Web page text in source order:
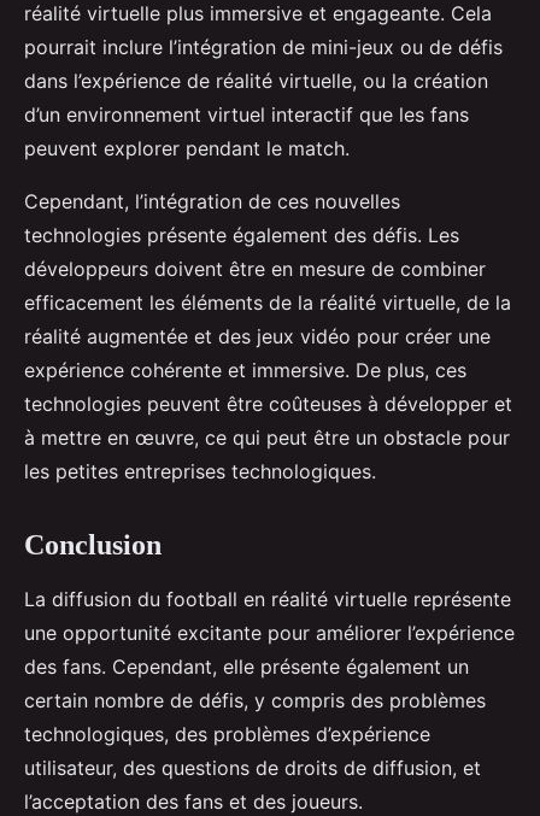
réalité virtuelle plus immersive et engageante. Cela
pourrait inclure l’intégration de mini-jeux ou de défis
dans l’expérience de réalité virtuelle, ou la création
d’un environnement virtuel interactif que les fans
peuvent explorer pendant le match.
Cependant, l’intégration de ces nouvelles
technologies présente également des défis. Les
développeurs doivent être en mesure de combiner
efficacement les éléments de la réalité virtuelle, de la
réalité augmentée et des jeux vidéo pour créer une
expérience cohérente et immersive. De plus, ces
technologies peuvent être coûteuses à développer et
à mettre en œuvre, ce qui peut être un obstacle pour
les petites entreprises technologiques.
Conclusion
La diffusion du football en réalité virtuelle représente
une opportunité excitante pour améliorer l’expérience
des fans. Cependant, elle présente également un
certain nombre de défis, y compris des problèmes
technologiques, des problèmes d’expérience
utilisateur, des questions de droits de diffusion, et
l’acceptation des fans et des joueurs.